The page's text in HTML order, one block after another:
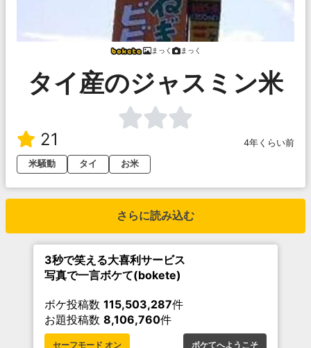
まっく まっく
タイ産のジャスミン米
21
4年くらい前
米騒動
タイ お米
さらに読み込む
3秒で笑える大喜利サービス
写真で一言ボケて(bokete)
ボケ投稿数 115,503,287件
お題投稿数 8,106,760件
セーフモード オン ボケてへようこそ